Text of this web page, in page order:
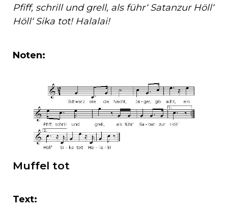
Pfiff, schrill und grell, als führ‘ Satanzur Höll‘
Höll‘ Sika tot! Halalai!
Noten:
Muffel tot
Text: